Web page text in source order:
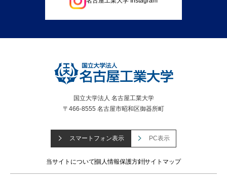
国立大学法人 名古屋工業大学
〒466-8555 名古屋市昭和区御器所町
スマートフォン表示 PC表示
当サイトについて個人情報保護方針サイトマップ